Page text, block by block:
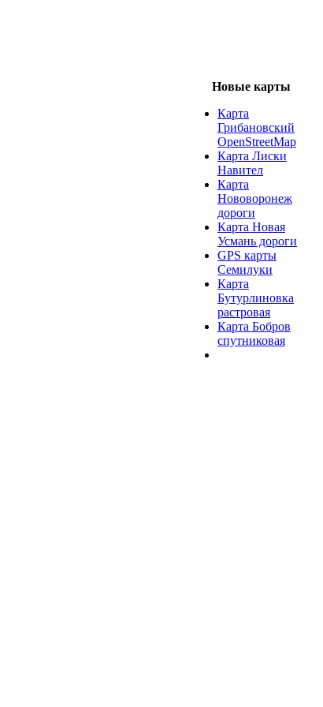
Новые карты
Карта
Грибановский
OpenStreetMap
Карта Лиски
Навител
Карта
Нововоронеж
дороги
Карта Новая
Усмань дороги
GPS карты
Семилуки
Карта
Бутурлиновка
растровая
Карта Бобров
спутниковая